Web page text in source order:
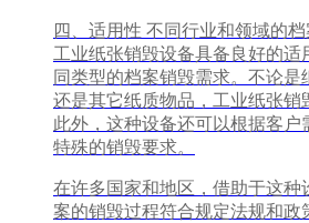
四、适用性 不同行业和领域的档
工业纸张销毁设备具备良好的适
同类型的档案销毁需求。不论
还是其它纸质物品，工业纸张销
此外，这种设备还可以根据客户
特殊的销毁要求。
在许多国家和地区，借助于这种
案的销毁过程符合规定法规和政